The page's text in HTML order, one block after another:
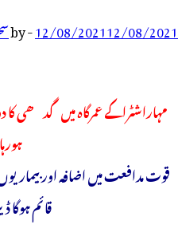
12/08/202112/08/2021
-
by
مہاراشٹراکے عمرگاہ میں گدھی
قوت مدافعت میں اضافہ اور
قائم